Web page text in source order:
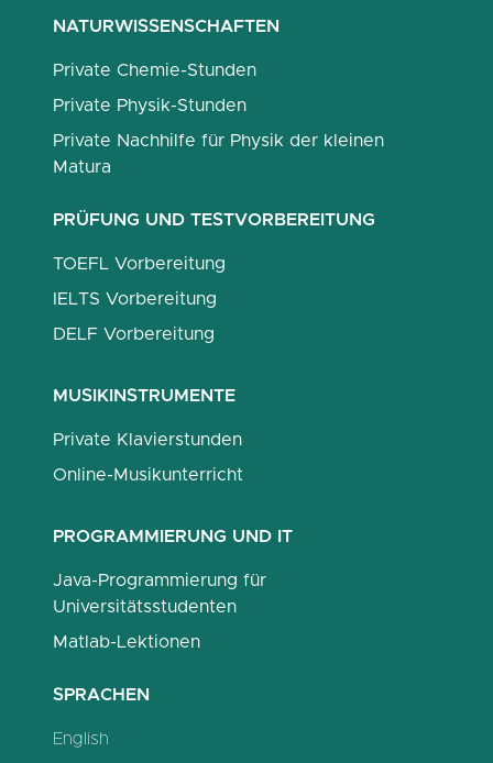
NATURWISSENSCHAFTEN
Private Chemie-Stunden
Private Physik-Stunden
Private Nachhilfe für Physik der kleinen
Matura
PRÜFUNG UND TESTVORBEREITUNG
TOEFL Vorbereitung
IELTS Vorbereitung
DELF Vorbereitung
MUSIKINSTRUMENTE
Private Klavierstunden
Online-Musikunterricht
PROGRAMMIERUNG UND IT
Java-Programmierung für
Universitätsstudenten
Matlab-Lektionen
SPRACHEN
English